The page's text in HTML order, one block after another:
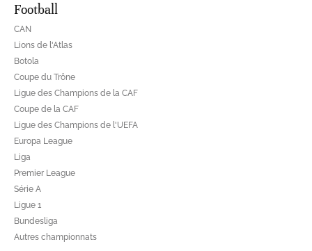
Football
CAN
Lions de l'Atlas
Botola
Coupe du Trône
Ligue des Champions de la CAF
Coupe de la CAF
Ligue des Champions de l'UEFA
Europa League
Liga
Premier League
Série A
Ligue 1
Bundesliga
Autres championnats